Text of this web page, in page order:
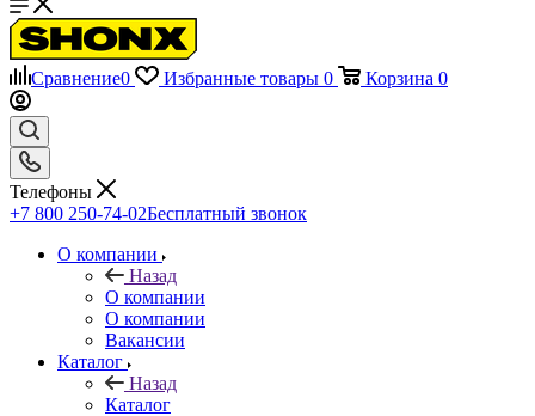
Сравнение0 Избранные товары 0 Корзина 0
Телефоны
+7 800 250-74-02Бесплатный звонок
О компании
Назад
О компании
О компании
Вакансии
Каталог
Назад
Каталог